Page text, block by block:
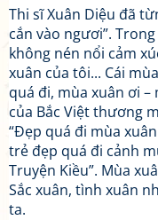
Thi sĩ Xuân Diệu đã
cắn vào ngươi”.
không nén nổi cảm
xuân của tôi... Cái
quá đi, mùa xuân ơi –
của Bắc Việt thương
“Đẹp quá đi mùa
trẻ đẹp quá đi cảnh
Truyện Kiều”. Mùa
Sắc xuân, tình xuân
ta.